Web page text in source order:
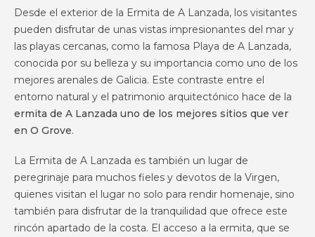
Desde el exterior de la Ermita de A Lanzada, los visitantes
pueden disfrutar de unas vistas impresionantes del mar y
las playas cercanas, como la famosa Playa de A Lanzada,
conocida por su belleza y su importancia como uno de los
mejores arenales de Galicia. Este contraste entre el
entorno natural y el patrimonio arquitectónico hace de la
ermita de A Lanzada uno de los mejores sitios que ver
en O Grove.
La Ermita de A Lanzada es también un lugar de
peregrinaje para muchos fieles y devotos de la Virgen,
quienes visitan el lugar no solo para rendir homenaje, sino
también para disfrutar de la tranquilidad que ofrece este
rincón apartado de la costa. El acceso a la ermita, que se